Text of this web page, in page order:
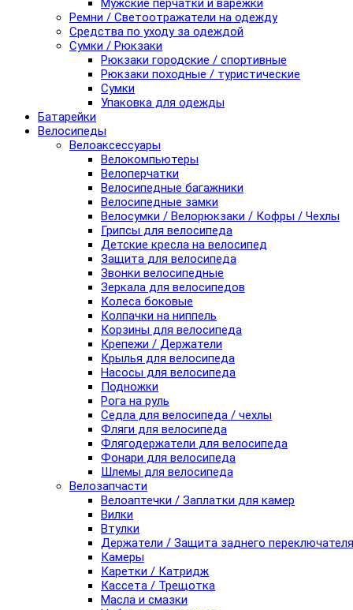
Мужские перчатки и варежки
Ремни / Светоотражатели на одежду
Средства по уходу за одеждой
Сумки / Рюкзаки
Рюкзаки городские / спортивные
Рюкзаки походные / туристические
Сумки
Упаковка для одежды
Батарейки
Велосипеды
Велоаксессуары
Велокомпьютеры
Велоперчатки
Велосипедные багажники
Велосипедные замки
Велосумки / Велорюкзаки / Кофры / Чехлы
Грипсы для велосипеда
Детские кресла на велосипед
Защита для велосипеда
Звонки велосипедные
Зеркала для велосипедов
Колеса боковые
Колпачки на ниппель
Корзины для велосипеда
Крепежи / Держатели
Крылья для велосипеда
Насосы для велосипеда
Подножки
Рога на руль
Седла для велосипеда / чехлы
Фляги для велосипеда
Флягодержатели для велосипеда
Фонари для велосипеда
Шлемы для велосипеда
Велозапчасти
Велоаптечки / Заплатки для камер
Вилки
Втулки
Держатели / Защита заднего переключателя
Камеры
Каретки / Катридж
Кассета / Трещотка
Масла и смазки